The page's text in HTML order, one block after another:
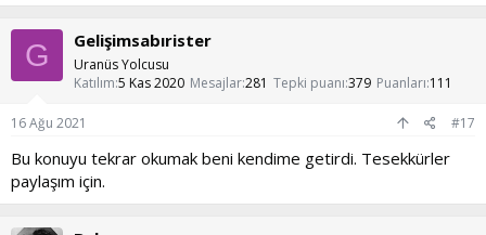
p
k
i
l
e
:
G Gelişimsabırister
Uranüs Yolcusu
Katılım 5 Kas 2020 Mesajlar281 Tepki puanı 379 Puanları 111
16 Ağu 2021 #17
Bu konuyu tekrar okumak beni kendime getirdi. Tesekkürler
paylaşım için.